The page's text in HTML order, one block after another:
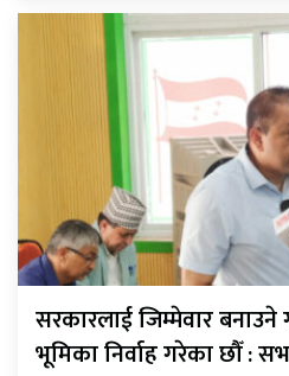
सरकारलाई जिम्मेवार बनाउने
भूमिका निर्वाह गरेका छौँ :